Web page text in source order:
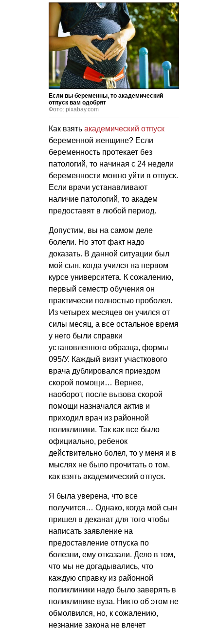
Если вы беременны, то академический
отпуск вам одобрят
Фото: pixabay.com
Как взять академический отпуск
беременной женщине? Если
беременность протекает без
патологий, то начиная с 24 недели
беременности можно уйти в отпуск.
Если врачи устанавливают
наличие патологий, то академ
предоставят в любой период.
Допустим, вы на самом деле
болели. Но этот факт надо
доказать. В данной ситуации был
мой сын, когда учился на первом
курсе университета. К сожалению,
первый семестр обучения он
практически полностью проболел.
Из четырех месяцев он учился от
силы месяц, а все остальное время
у него были справки
установленного образца, формы
095/У. Каждый визит участкового
врача дублировался приездом
скорой помощи… Вернее,
наоборот, после вызова скорой
помощи назначался актив и
приходил врач из районной
поликлиники. Так как все было
официально, ребенок
действительно болел, то у меня и в
мыслях не было прочитать о том,
как взять академический отпуск.
Я была уверена, что все
получится… Однако, когда мой сын
пришел в деканат для того чтобы
написать заявление на
предоставление отпуска по
болезни, ему отказали. Дело в том,
что мы не догадывались, что
каждую справку из районной
поликлиники надо было заверять в
поликлинике вуза. Никто об этом не
обмолвился, но, к сожалению,
незнание закона не влечет